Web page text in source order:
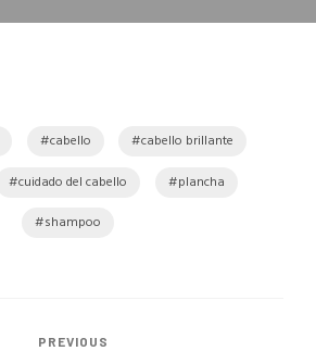
cabello
cabello brillante
cuidado del cabello
plancha
shampoo
PREVIOUS